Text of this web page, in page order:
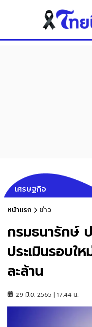
เศรษฐกิจ
หน้าแรก ข่าว
กรมธนารักษ์
ประเมินรอบ
ละล้าน
29 มิ.ย. 2565 | 17:44 น.